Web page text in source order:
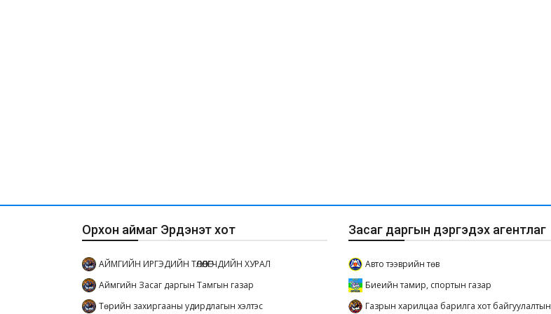
Орхон аймаг Эрдэнэт хот
АЙМГИЙН ИРГЭДИЙН ТӨЛӨӨЛӨГЧДИЙН ХУРАЛ
Аймгийн Засаг даргын Тамгын газар
Төрийн захиргааны удирдлагын хэлтэс
Засаг даргын дэргэдэх агентлаг
Авто тээврийн төв
Биеийн тамир, спортын газар
Газрын харилцаа барилга хот байгуулалтын